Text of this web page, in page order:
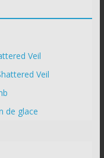
Veil
Veil
de glace